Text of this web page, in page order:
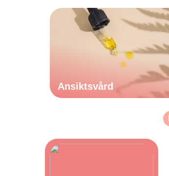
Ansiktsvård